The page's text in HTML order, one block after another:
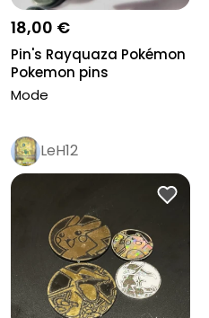
18,00 €
Pin's Rayquaza Pokémon
Pokemon pins
Mode
LeH12